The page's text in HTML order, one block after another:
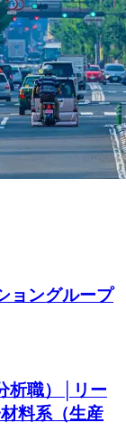
ョングループ
析職）│リー
料系（生産